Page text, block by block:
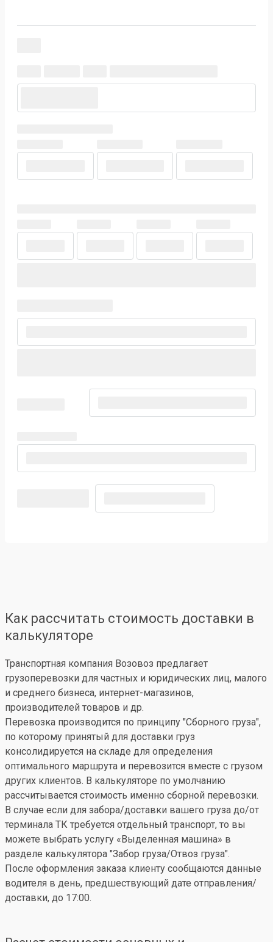
Как рассчитать стоимость доставки в
калькуляторе
Транспортная компания Возовоз предлагает
грузоперевозки для частных и юридических лиц, малого
и среднего бизнеса, интернет-магазинов,
производителей товаров и др.
Перевозка производится по принципу "Сборного груза",
по которому принятый для доставки груз
консолидируется на складе для определения
оптимального маршрута и перевозится вместе с грузом
других клиентов. В калькуляторе по умолчанию
рассчитывается стоимость именно сборной перевозки.
В случае если для забора/доставки вашего груза до/от
терминала ТК требуется отдельный транспорт, то вы
можете выбрать услугу «Выделенная машина» в
разделе калькулятора "Забор груза/Отвоз груза".
После оформления заказа клиенту сообщаются данные
водителя в день, предшествующий дате отправления/
доставки, до 17:00.